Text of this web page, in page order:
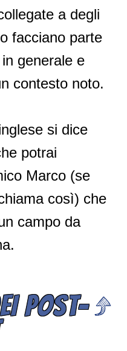
a degli
facciano parte
generale e
contesto noto.
si dice
potrai
Marco (se
così) che
campo da
POST-